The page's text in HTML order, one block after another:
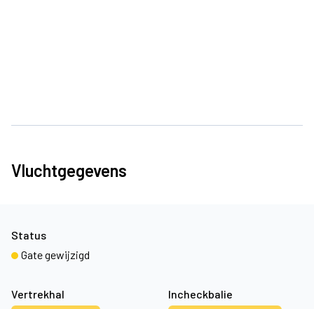
Vluchtgegevens
Vertrekhal Incheckbalie
Status
Gate gewijzigd